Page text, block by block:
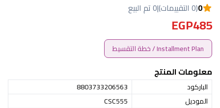
0(0 التقييمات) |0 تم البيع
EGP485
Installment Plan / خطة التقسيط
معلومات المنتج
الباركود
8803733206563
الموديل
CSC555